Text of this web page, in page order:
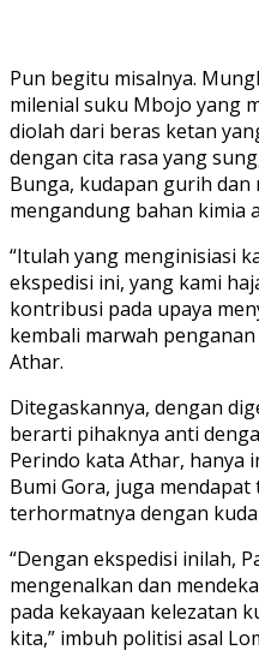
Pun begitu misalnya.
milenial suku Mbojo yang
diolah dari beras ketan
dengan cita rasa yang
Bunga, kudapan gurih dan
mengandung bahan kimia
“Itulah yang menginisiasi
ekspedisi ini, yang kami
kontribusi pada upaya
kembali marwah
Athar.
Ditegaskannya, dengan
berarti pihaknya anti
Perindo kata Athar, hanya
Bumi Gora, juga mendapat
terhormatnya dengan
“Dengan ekspedisi inilah,
mengenalkan dan
pada kekayaan kelezatan
kita,” imbuh politisi asal